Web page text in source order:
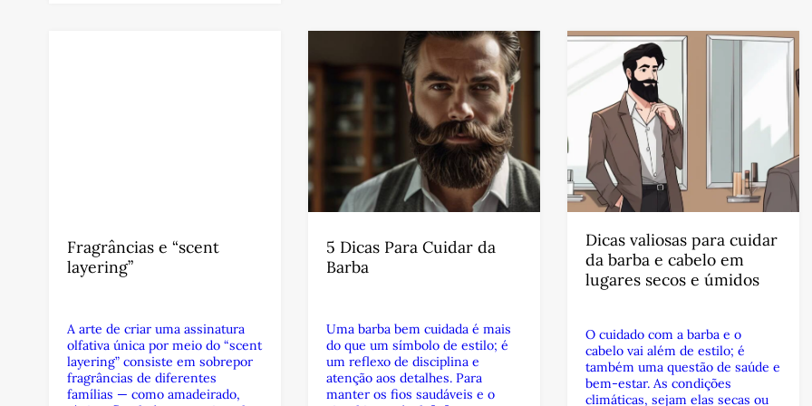
Fragrâncias e “scent
layering”
A arte de criar uma assinatura
olfativa única por meio do “scent
layering” consiste em sobrepor
fragrâncias de diferentes
famílias — como amadeirado,
5 Dicas Para Cuidar da
Barba
Uma barba bem cuidada é mais
do que um símbolo de estilo; é
um reflexo de disciplina e
atenção aos detalhes. Para
manter os fios saudáveis e o
Dicas valiosas para cuidar
da barba e cabelo em
lugares secos e úmidos
O cuidado com a barba e o
cabelo vai além de estilo; é
também uma questão de saúde e
bem-estar. As condições
climáticas, sejam elas secas ou